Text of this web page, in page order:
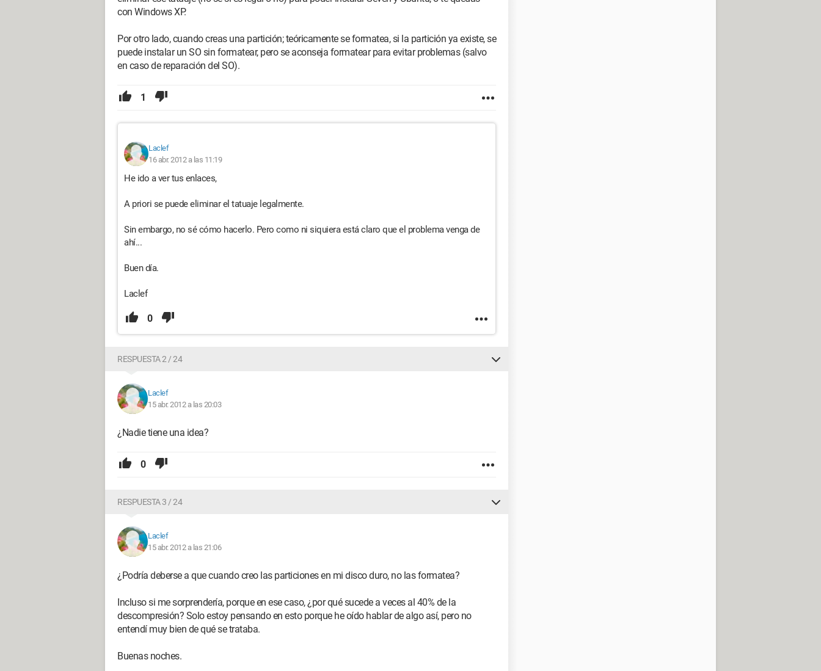
con Windows XP.
Por otro lado, cuando creas una partición; teóricamente se formatea, si la partición ya existe, se
puede instalar un SO sin formatear, pero se aconseja formatear para evitar problemas (salvo
en caso de reparación del SO).
1
Laclef
16 abr. 2012 a las 11:19
He ido a ver tus enlaces,
A priori se puede eliminar el tatuaje legalmente.
Sin embargo, no sé cómo hacerlo. Pero como ni siquiera está claro que el problema venga de
ahí...
Buen día.
Laclef
0
RESPUESTA 2 / 24
Laclef
15 abr. 2012 a las 20:03
¿Nadie tiene una idea?
0
RESPUESTA 3 / 24
Laclef
15 abr. 2012 a las 21:06
¿Podría deberse a que cuando creo las particiones en mi disco duro, no las formatea?
Incluso si me sorprendería, porque en ese caso, ¿por qué sucede a veces al 40% de la
descompresión? Solo estoy pensando en esto porque he oído hablar de algo así, pero no
entendí muy bien de qué se trataba.
Buenas noches.